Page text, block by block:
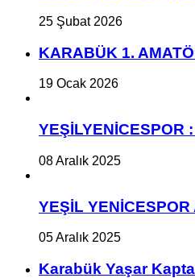
25 Şubat 2026
KARABÜK 1.
19 Ocak 2026
YEŞİLYENİCESPOR
08 Aralık 2025
YEŞİL
05 Aralık 2025
Karabük Yaşar